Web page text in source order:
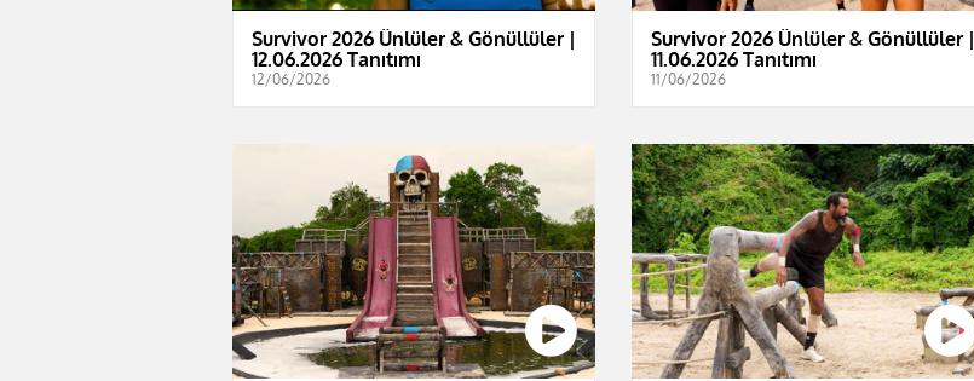
Survivor 2026 Ünlüler & Gönüllüler |
12.06.2026 Tanıtımı
12/06/2026
Survivor 2026 Ünlüler & Gönüllüler |
11.06.2026 Tanıtımı
11/06/2026